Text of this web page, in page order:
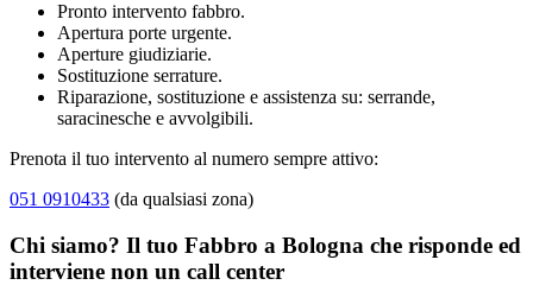
Pronto intervento fabbro.
Apertura porte urgente.
Aperture giudiziarie.
Sostituzione serrature.
Riparazione, sostituzione e assistenza su: serrande,
saracinesche e avvolgibili.
Prenota il tuo intervento al numero sempre attivo:
051 0910433 (da qualsiasi zona)
Chi siamo? Il tuo Fabbro a Bologna che risponde ed
interviene non un call center